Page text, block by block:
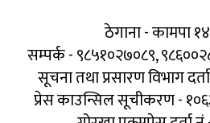
ठेगाना - कामपा
सम्पर्क - ९८५१०२७०८९,
सूचना तथा प्रसारण विभाग
प्रेस काउन्सिल सूचीकरण -